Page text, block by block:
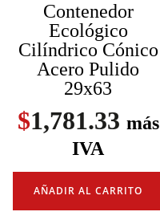
Contenedor
Ecológico
Cilíndrico Cónico
Acero Pulido
29x63
$1,781.33 más
IVA
AÑADIR AL CARRITO